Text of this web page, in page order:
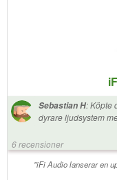
Sebastian H:Köpte
dyrare ljudsystem
signalkablar bakom
över förväntan!
fixade det.
6 recensioner
"iFi Audio lanserar en